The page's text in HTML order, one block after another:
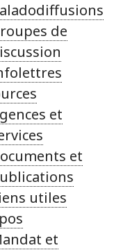
de
et
et
utiles
et